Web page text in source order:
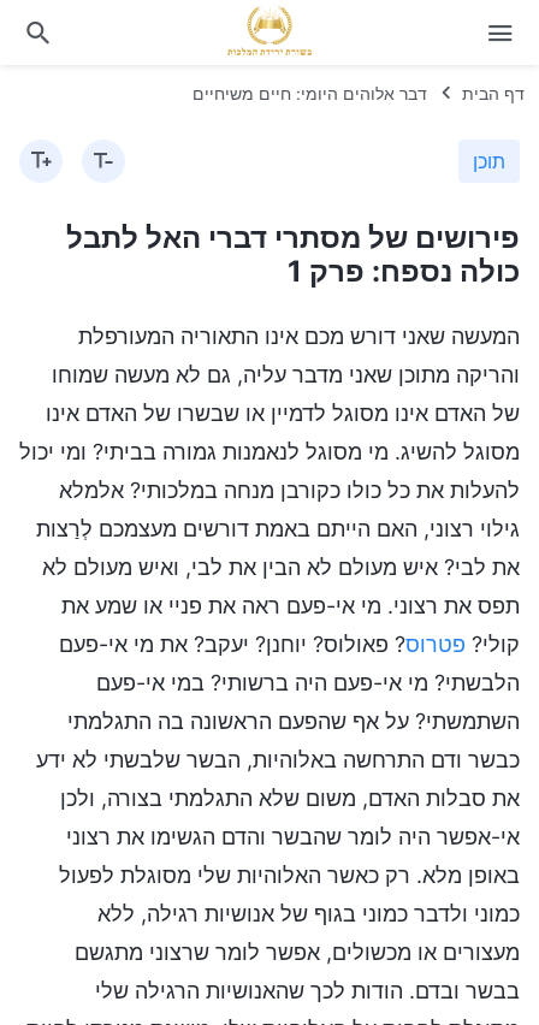
דף הבית דבר אלוהים היומי: חיים משיחיים
תוכן
פירושים של מסתרי דברי האל לתבל
כולה נספח: פרק 1
המעשה שאני דורש מכם אינו התאוריה המעורפלת
והריקה מתוכן שאני מדבר עליה, גם לא מעשה שמוחו
של האדם אינו מסוגל לדמיין או שבשרו של האדם אינו
מסוגל להשיג. מי מסוגל לנאמנות גמורה בביתי? ומי יכול
להעלות את כל כולו כקורבן מנחה במלכותי? אלמלא
גילוי רצוני, האם הייתם באמת דורשים מעצמכם לְרַצות
את לבי? איש מעולם לא הבין את לבי, ואיש מעולם לא
תפס את רצוני. מי אי-פעם ראה את פניי או שמע את
קולי? פטרוס? פאולוס? יוחנן? יעקב? את מי אי-פעם
הלבשתי? מי אי-פעם היה ברשותי? במי אי-פעם
השתמשתי? על אף שהפעם הראשונה בה התגלמתי
כבשר ודם התרחשה באלוהיות, הבשר שלבשתי לא ידע
את סבלות האדם, משום שלא התגלמתי בצורה, ולכן
אי-אפשר היה לומר שהבשר והדם הגשימו את רצוני
באופן מלא. רק כאשר האלוהיות שלי מסוגלת לפעול
כמוני ולדבר כמוני בגוף של אנושיות רגילה, ללא
מעצורים או מכשולים, אפשר לומר שרצוני מתגשם
בבשר ובדם. הודות לכך שהאנושיות הרגילה שלי